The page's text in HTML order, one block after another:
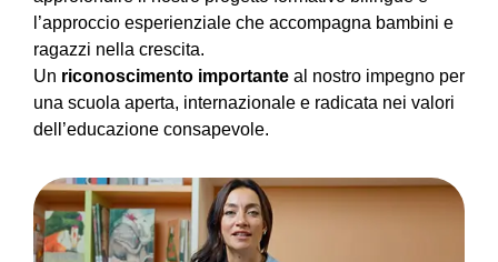
l’approccio esperienziale che accompagna bambini e
ragazzi nella crescita.
Un riconoscimento importante al nostro impegno per
una scuola aperta, internazionale e radicata nei valori
dell’educazione consapevole.